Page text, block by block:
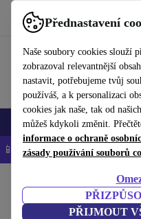
Přednastavení
Naše soubory cookies slouží
zobrazoval relevantnější
nastavit, potřebujeme tvůj
používáš, a k personalizaci
cookies jak naše, tak od
můžeš kdykoli změnit.
informace o ochraně
zásady používání souborů
PŘIJMOUT
Používejte refurbed rychle a
Mobily a smartphony
📱 -5 % NAVÍC na všechny
Sluchátka: